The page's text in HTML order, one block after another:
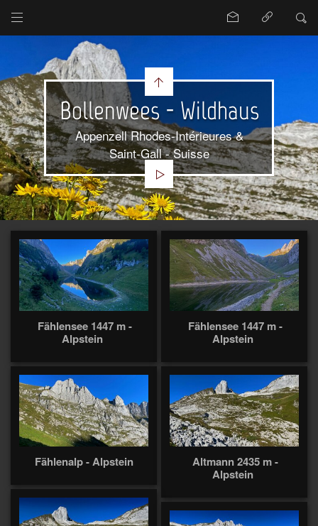
Bollenwees - Wildhaus
Appenzell Rhodes-Intérieures &
Saint-Gall - Suisse
Fählensee 1447 m -
Alpstein
Fählensee 1447 m -
Alpstein
Fählenalp - Alpstein
Altmann 2435 m -
Alpstein